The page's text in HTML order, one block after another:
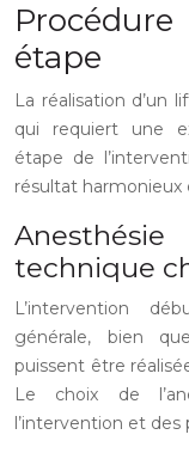
étape
La réalisation d’un
qui requiert une
étape de
résultat harmonieux
technique
L’intervention
générale, bien
puissent être
Le choix de
l’intervention et